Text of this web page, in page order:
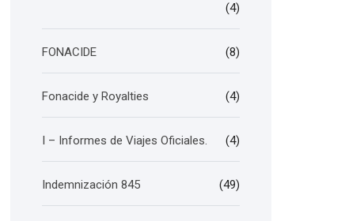
(4)
FONACIDE (8)
Fonacide y Royalties (4)
I – Informes de Viajes Oficiales. (4)
Indemnización 845 (49)